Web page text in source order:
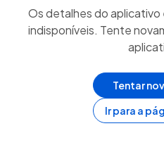
Os detalhes do
indisponíveis. Tente
Tentar
Ir para a